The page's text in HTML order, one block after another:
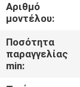
ΈΛΕΓΧΟΣ
Αριθμό
μοντέλου:
Ποσότητα
παραγγελίας
min: